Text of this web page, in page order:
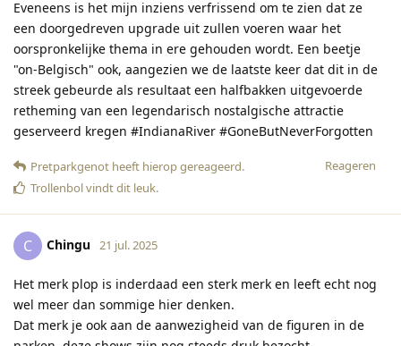
Eveneens is het mijn inziens verfrissend om te zien dat ze
een doorgedreven upgrade uit zullen voeren waar het
oorspronkelijke thema in ere gehouden wordt. Een beetje
"on-Belgisch" ook, aangezien we de laatste keer dat dit in de
streek gebeurde als resultaat een halfbakken uitgevoerde
retheming van een legendarisch nostalgische attractie
geserveerd kregen #IndianaRiver #GoneButNeverForgotten
Reageren
Pretparkgenot heeft hierop gereageerd.
Trollenbolvindt dit leuk.
C Chingu 21 jul. 2025
Het merk plop is inderdaad een sterk merk en leeft echt nog
wel meer dan sommige hier denken.
Dat merk je ook aan de aanwezigheid van de figuren in de